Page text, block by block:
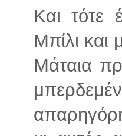
Και τότε
Μπίλι και
Μάταια